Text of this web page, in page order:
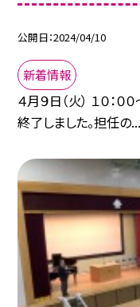
公開日 2024/04/10
新着情報
４月９日（火） １０：
終了しました。担任の...